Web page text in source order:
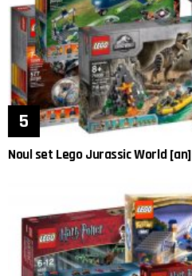
Noul set Lego Jurassic World [an]